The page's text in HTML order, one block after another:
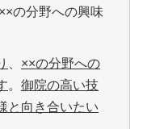
の分野への興味
××の分野への
。 御院の高い技
と向き合いたい